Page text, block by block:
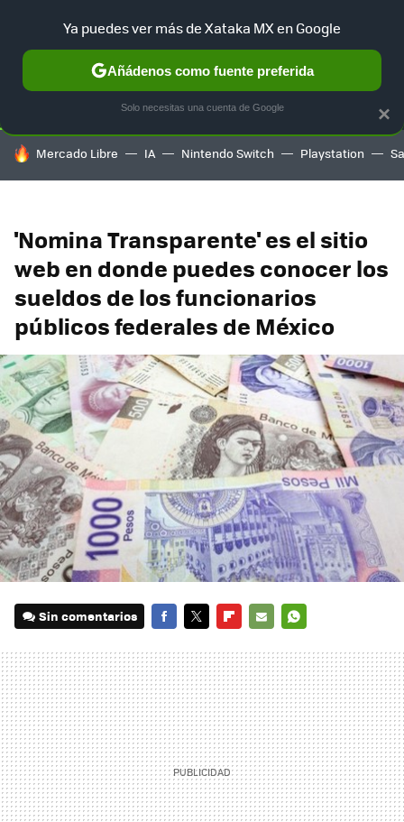
SELECCIÓN GAMING HOME AUTO TERRITORIO
HOY SE HABLA DE
Mercado Libre IA Nintendo Switch Playstation
'Nomina Transparente' es el sitio
web en donde puedes conocer los
sueldos de los funcionarios
públicos federales de México
Sin comentarios
MAIL
×
Ya puedes ver más de Xataka MX en Google
Añádenos como fuente preferida
Solo necesitas una cuenta de Google